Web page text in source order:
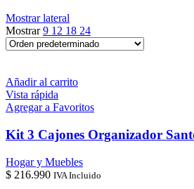
Mostrar lateral
Mostrar9 12 18 24
Añadir al carrito
Vista rápida
Agregar a Favoritos
Kit 3 Cajones Organizador
Hogar y Muebles
$ 216.990 IVA Incluido